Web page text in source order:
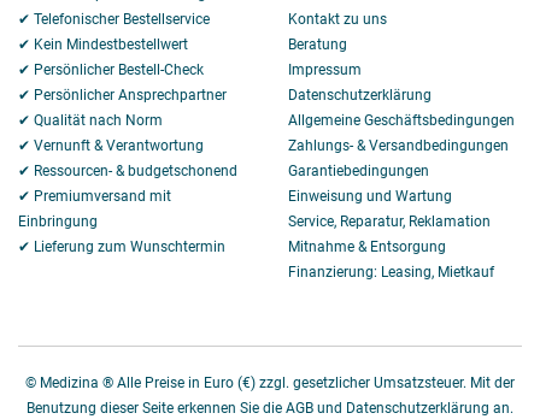
✔ Telefonischer Bestellservice
✔ Kein Mindestbestellwert
✔ Persönlicher Bestell-Check
✔ Persönlicher Ansprechpartner
✔ Qualität nach Norm
✔ Vernunft & Verantwortung
✔ Ressourcen- & budgetschonend
✔ Premiumversand mit
Einbringung
✔ Lieferung zum Wunschtermin
Kontakt zu uns
Beratung
Impressum
Datenschutzerklärung
Allgemeine Geschäftsbedingungen
Zahlungs- & Versandbedingungen
Garantiebedingungen
Einweisung und Wartung
Service, Reparatur, Reklamation
Mitnahme & Entsorgung
Finanzierung: Leasing, Mietkauf
© Medizina ® Alle Preise in Euro (€) zzgl. gesetzlicher Umsatzsteuer. Mit der
Benutzung dieser Seite erkennen Sie die AGB und Datenschutzerklärung an.